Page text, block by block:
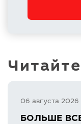
06 августа 2026
БОЛЬШЕ